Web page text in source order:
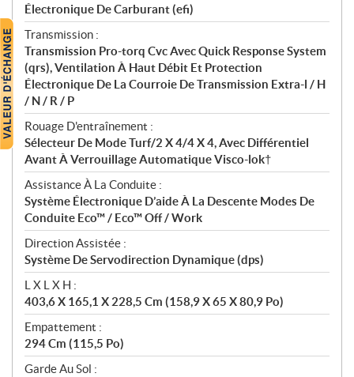
Électronique De Carburant (efi)
Transmission :
Transmission Pro-torq Cvc Avec Quick Response System
(qrs), Ventilation À Haut Débit Et Protection
Électronique De La Courroie De Transmission Extra-l / H
/ N / R / P
Rouage D'entraînement :
Sélecteur De Mode Turf/2 X 4/4 X 4, Avec Différentiel
Avant À Verrouillage Automatique Visco-lok†
Assistance À La Conduite :
Système Électronique D’aide À La Descente Modes De
Conduite Eco™ / Eco™ Off / Work
Direction Assistée :
Système De Servodirection Dynamique (dps)
L X L X H :
403,6 X 165,1 X 228,5 Cm (158,9 X 65 X 80,9 Po)
Empattement :
294 Cm (115,5 Po)
Garde Au Sol :